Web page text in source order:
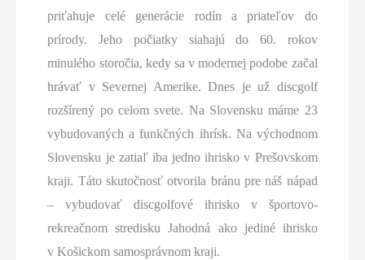
priťahuje celé generácie rodín a priateľov do
prírody. Jeho počiatky siahajú do 60. rokov
minulého storočia, kedy sa v modernej podobe začal
hrávať v Severnej Amerike. Dnes je už discgolf
rozšírený po celom svete. Na Slovensku máme 23
vybudovaných a funkčných ihrísk. Na východnom
Slovensku je zatiaľ iba jedno ihrisko v Prešovskom
kraji. Táto skutočnosť otvorila bránu pre náš nápad
– vybudovať discgolfové ihrisko v športovo-
rekreačnom stredisku Jahodná ako jediné ihrisko
v Košickom samosprávnom kraji.